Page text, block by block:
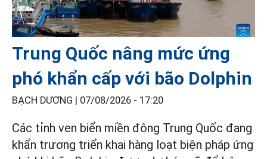
Trung Quốc nâng mức ứng
phó khẩn cấp với bão Dolphin
BẠCH DƯƠNG | 07/08/2026 - 17:20
Các tỉnh ven biển miền đông Trung Quốc đang
khẩn trương triển khai hàng loạt biện pháp ứng